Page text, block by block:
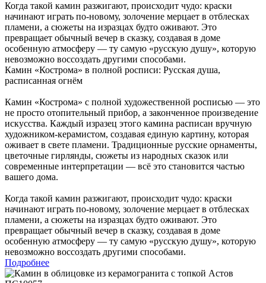
Когда такой камин разжигают, происходит чудо: краски
начинают играть по-новому, золочение мерцает в отблесках
пламени, а сюжеты на изразцах будто оживают. Это
превращает обычный вечер в сказку, создавая в доме
особенную атмосферу — ту самую «русскую душу», которую
невозможно воссоздать другими способами.
Камин «Кострома» в полной росписи: Русская душа,
расписанная огнём
Камин «Кострома» с полной художественной росписью — это
не просто отопительный прибор, а законченное произведение
искусства. Каждый изразец этого камина расписан вручную
художником-керамистом, создавая единую картину, которая
оживает в свете пламени. Традиционные русские орнаменты,
цветочные гирлянды, сюжеты из народных сказок или
современные интерпретации — всё это становится частью
вашего дома.
Когда такой камин разжигают, происходит чудо: краски
начинают играть по-новому, золочение мерцает в отблесках
пламени, а сюжеты на изразцах будто оживают. Это
превращает обычный вечер в сказку, создавая в доме
особенную атмосферу — ту самую «русскую душу», которую
невозможно воссоздать другими способами.
Подробнее